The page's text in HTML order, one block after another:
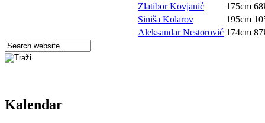
Zlatibor Kovjanić
175cm
Siniša Kolarov
195cm
Aleksandar Nestorović 174cm
Kalendar